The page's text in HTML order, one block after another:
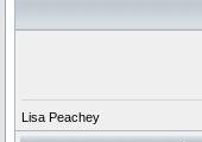
Lisa Peachey